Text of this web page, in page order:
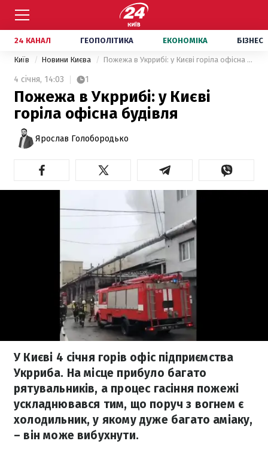
24 КАНАЛ ГЕОПОЛІТИКА ЕКОНОМІКА БІЗНЕС
Київ Новини Києва Пожежа в Укррибі: у Києві горіла офісна будівля
4 січня, 14:03 1
Пожежа в Укррибі: у Києві
горіла офісна будівля
Ярослав Голобородько
У Києві 4 січня горів офіс підприємства
Укрриба. На місце прибуло багато
рятувальників, а процес гасіння пожежі
ускладнювався тим, що поруч з вогнем є
холодильник, у якому дуже багато аміаку,
– він може вибухнути.